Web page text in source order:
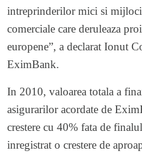
intreprinderilor mici si
comerciale care deruleaza
europene”, a declarat Ionut
EximBank.
In 2010, valoarea totala a
asigurarilor acordate de
crestere cu 40% fata de
inregistrat o crestere de